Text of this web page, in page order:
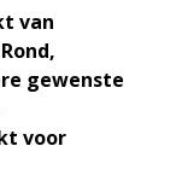
van
gewenste
voor